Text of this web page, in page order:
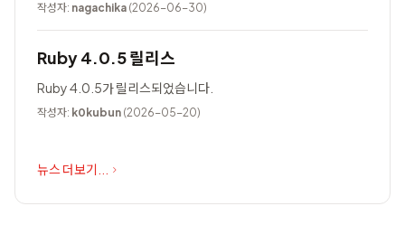
작성자: nagachika (2026-06-30)
Ruby 4.0.5 릴리스
Ruby 4.0.5가 릴리스되었습니다.
작성자: k0kubun (2026-05-20)
뉴스 더보기...